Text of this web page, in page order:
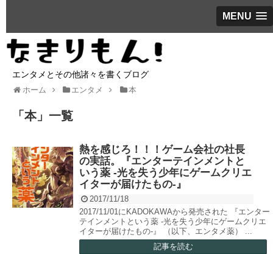
MENU
エンタメとその他諸々を書くブログ
ホーム エンタメ 本
「 本」 一覧
熱を感じろ！！！ゲーム会社の社長
の実話。『エンターテインメントと
いう薬 -光を失う少年にゲームクリエ
イターが届けたもの-』
2017/11/18
2017/11/01にKADOKAWAから発売された 『エンター
テインメントという薬 -光を失う少年にゲームクリエ
イターが届けたもの-』 （以下、エンタメ薬） ...
記事を読む